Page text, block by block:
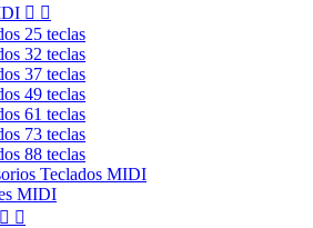
 
25 teclas
32 teclas
37 teclas
49 teclas
61 teclas
73 teclas
88 teclas
Teclados MIDI
MIDI
 